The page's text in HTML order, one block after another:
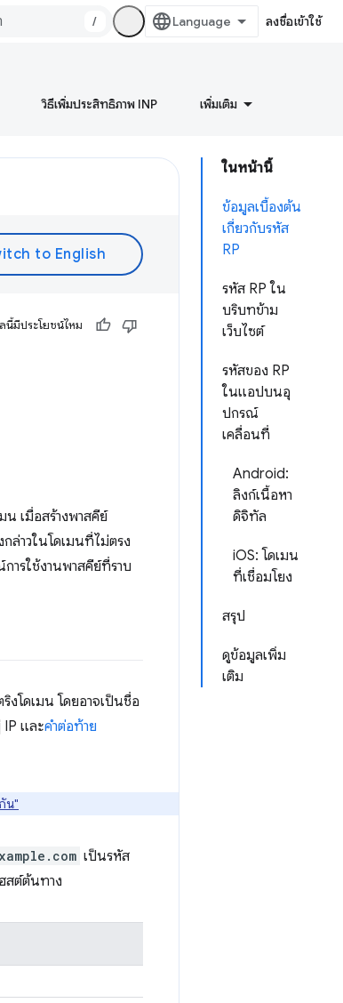
/ ลงชื่อเข้าใช้
วิธีเพิ่มประสิทธิภาพ INP เพิ่มเติม
ในหน้านี้
ข้อมูลเบื้องต้น
เกี่ยวกับรหัส
RP
รหัส RP ใน
บริบทข้าม
เว็บไซต์
รหัสของ RP
ในแอปบนอุ
ปกรณ์
เคลื่อนที่
Android:
ลิงก์เนื้อหา
ดิจิทัล
iOS: โดเมน
ที่เชื่อมโยง
สรุป
ดูข้อมูลเพิ่ม
เติม
นี้มีประโยชน์ไหม
น เมื่อสร้างพาสคีย์
กล่าวในโดเมนที่ไม่ตรง
ารใช้งานพาสคีย์ที่ราบ
งโดเมน โดยอาจเป็นชื่อ
และคำต่อท้าย
น"
เป็นรหัส
สต์ต้นทาง